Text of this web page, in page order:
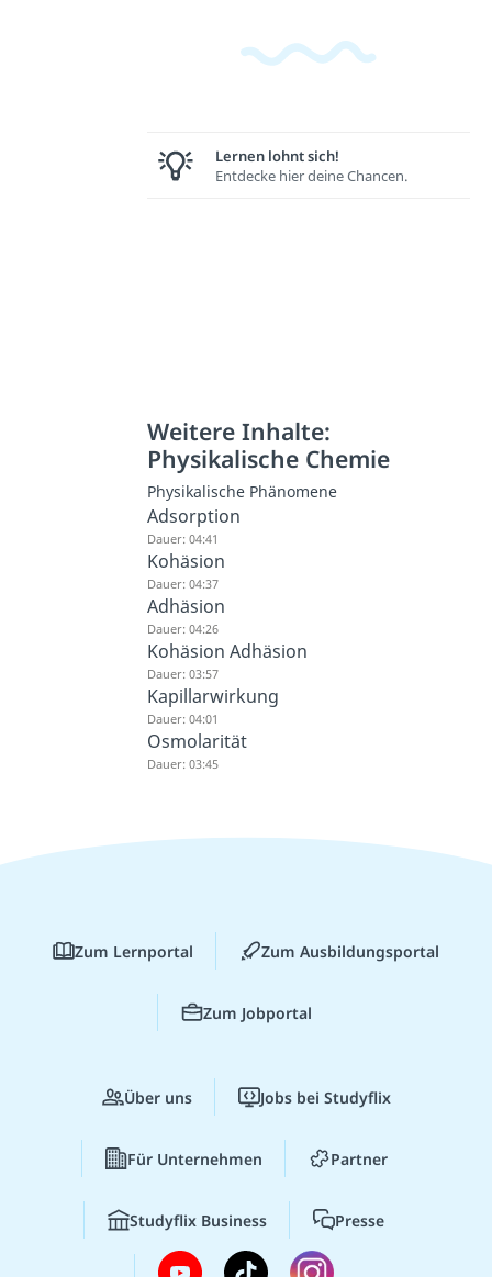
Lernen lohnt sich!
Entdecke hier deine Chancen.
Weitere Inhalte:
Physikalische Chemie
Physikalische Phänomene
Adsorption
Dauer: 04:41
Kohäsion
Dauer: 04:37
Adhäsion
Dauer: 04:26
Kohäsion Adhäsion
Dauer: 03:57
Kapillarwirkung
Dauer: 04:01
Osmolarität
Dauer: 03:45
Zum Lernportal Zum Ausbildungsportal
Zum Jobportal
Über uns Jobs bei Studyflix
Für Unternehmen Partner
Studyflix Business Presse